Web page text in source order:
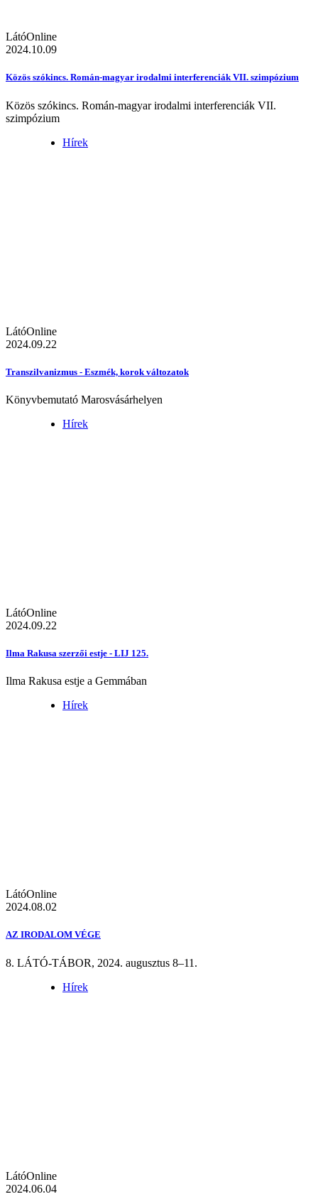
LátóOnline
2024.10.09
Közös szókincs. Román-magyar irodalmi interferenciák VII. szimpózium
Közös szókincs. Román-magyar irodalmi interferenciák VII.
szimpózium
Hírek
LátóOnline
2024.09.22
Transzilvanizmus - Eszmék, korok változatok
Könyvbemutató Marosvásárhelyen
Hírek
LátóOnline
2024.09.22
Ilma Rakusa szerzői estje - LIJ 125.
Ilma Rakusa estje a Gemmában
Hírek
LátóOnline
2024.08.02
AZ IRODALOM VÉGE
8. LÁTÓ-TÁBOR, 2024. augusztus 8–11.
Hírek
LátóOnline
2024.06.04